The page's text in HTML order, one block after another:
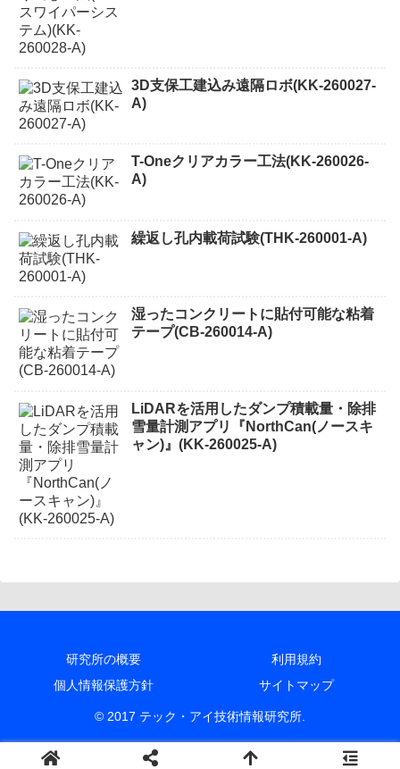
3D支保工建込み遠隔ロボ(KK-260027-
A)
T-Oneクリアカラー工法(KK-260026-
A)
繰返し孔内載荷試験(THK-260001-A)
湿ったコンクリートに貼付可能な粘着
テープ(CB-260014-A)
LiDARを活用したダンプ積載量・除排
雪量計測アプリ『NorthCan(ノースキ
ャン)』(KK-260025-A)
研究所の概要
利用規約
個人情報保護方針
サイトマップ
© 2017 テック・アイ技術情報研究所.